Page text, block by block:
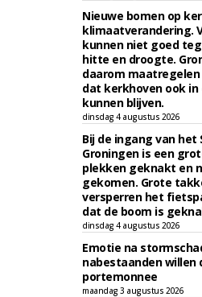
Nieuwe bomen op
klimaatverandering.
kunnen niet goed
hitte en droogte.
daarom
dat kerkhoven ook
kunnen blijven.
dinsdag 4 augustus 2026
Bij de ingang van het
Groningen is een
plekken geknakt en
gekomen. Grote
versperren het
dat de boom is
dinsdag 4 augustus 2026
Emotie na
nabestaanden
portemonnee
maandag 3 augustus 2026